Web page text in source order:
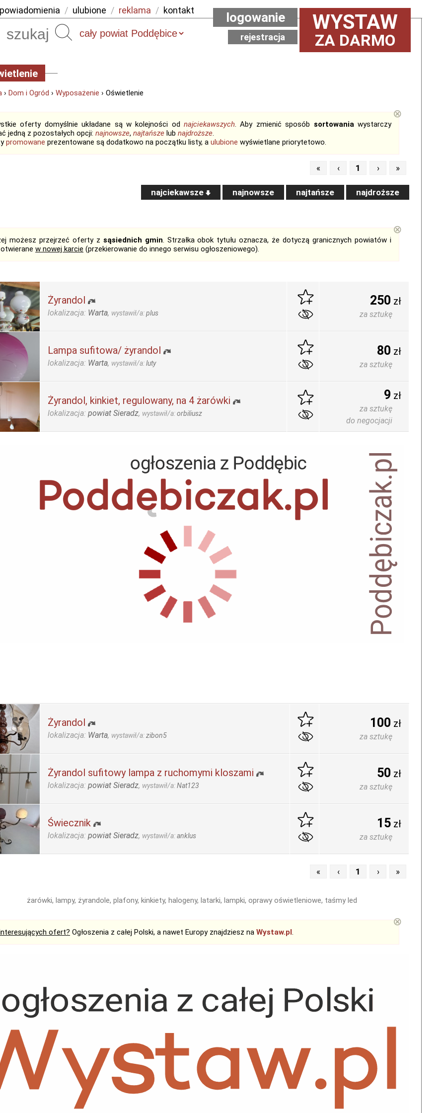
powiadomienia / ulubione / reklama / kontakt
Szukaj WYSTAW
ZA DARMO
logowanie
rejestracja
› Dom i Ogród › Wyposażenie › Oświetlenie
oferty domyślnie układane są w kolejności odnajciekawszych. Aby zmienić sposób sortowaniawystarczy
jedną z pozostałych opcji: najnowsze, najtańsze lub najdroższe.
promowane prezentowane są dodatkowo na początku listy, a ulubione wyświetlane priorytetowo.
⊗
« ‹ 1 › »
najciekawsze najnowsze najtańsze najdroższe
możesz przejrzeć oferty z sąsiednich gmin. Strzałka obok tytułu oznacza, że dotyczą granicznych powiatów i
w nowej karcie (przekierowanie do innego serwisu ogłoszeniowego).
⊗
Żyrandol
lokalizacja: Warta, wystawił/a:plus
250 zł
za sztukę
Lampa sufitowa/ żyrandol
lokalizacja: Warta, wystawił/a:luty
80 zł
za sztukę
Żyrandol, kinkiet, regulowany, na 4 żarówki
lokalizacja: powiat Sieradz, wystawił/a:orbiliusz
9 zł
za sztukę
do negocjacji
Żyrandol
lokalizacja: Warta, wystawił/a:zibon5
100 zł
za sztukę
Żyrandol sufitowy lampa z ruchomymi kloszami
lokalizacja: powiat Sieradz, wystawił/a:Nat123
50 zł
za sztukę
Świecznik
lokalizacja: powiat Sieradz, wystawił/a:anklus
15 zł
za sztukę
« ‹ 1 › »
żarówki, lampy, żyrandole, plafony, kinkiety, halogeny, latarki, lampki, oprawy oświetleniowe, taśmy led
ofert? Ogłoszenia z całej Polski, a nawet Europy znajdziesz na Wystaw.pl.
⊗